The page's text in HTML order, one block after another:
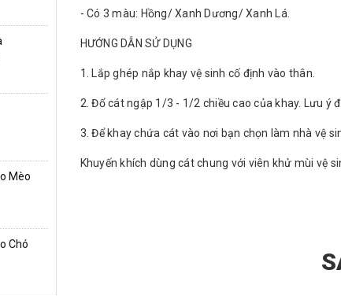
- Có 3 màu: Hồng/ Xanh Dương/ Xanh Lá.
HƯỚNG DẪN SỬ DỤNG
1. Lắp ghép nắp khay vệ sinh cố định vào thân.
2. Đổ cát ngập 1/3 - 1/2 chiều cao của khay. Lưu ý
3. Để khay chứa cát vào nơi bạn chọn làm nhà vệ
Khuyến khích dùng cát chung với viên khử mùi vệ
Mèo
Chó